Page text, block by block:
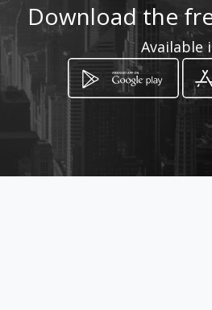
http://
Location
Download the
Available